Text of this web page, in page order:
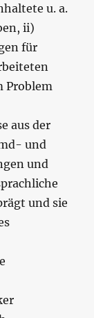
u. a.
ii)
für
Problem
aus der
und
und
und sie